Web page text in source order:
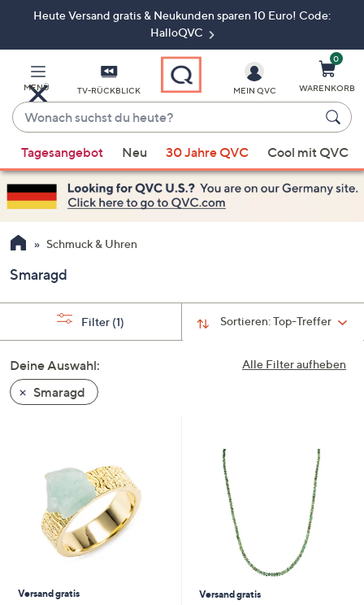
ZumHeute Versand gratis & Neukunden sparen 10 Euro! Code:
HalloQVC
MENÜ TV-RÜCKBLICK
Wonach
suchst
du
heute?
Vorschläge
verfügbar
sind,
verwenden
Sie
Pfeiltasten
nach
und
nach
unten
oder
Touch-
Geräten
um
MEIN QVC
0
WARENKORB
Tagesangebot Neu 30 Jahre QVC Cool mit QVC
Schmuck & Uhren
Smaragd
Sortieren:Top-Treffer
Filter (1)
Alle Filter aufheben
Deine Auswahl:
Smaragd
Versand gratis
Versand gratis